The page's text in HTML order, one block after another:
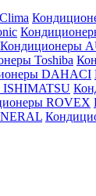
Кондиционеры
Toshiba
DAHACI
ROVEX